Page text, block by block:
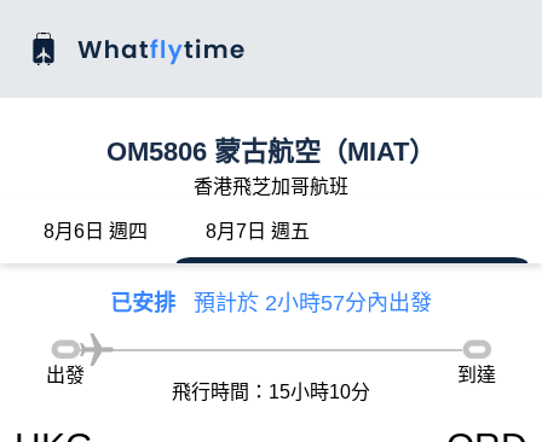
OM5806 蒙古航空（MIAT）
香港飛芝加哥航班
8月6日 週四 8月7日 週五
已安排 預計於 2小時57分內出發
出發
飛行時間：15小時10分
到達